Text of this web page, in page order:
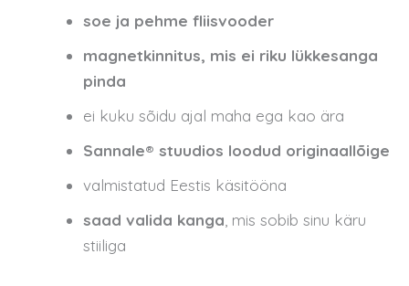
soe ja pehme fliisvooder
magnetkinnitus, mis ei riku lükkesanga
pinda
ei kuku sõidu ajal maha ega kao ära
Sannale® stuudios loodud originaallõige
valmistatud Eestis käsitööna
saad valida kanga, mis sobib sinu käru
stiiliga